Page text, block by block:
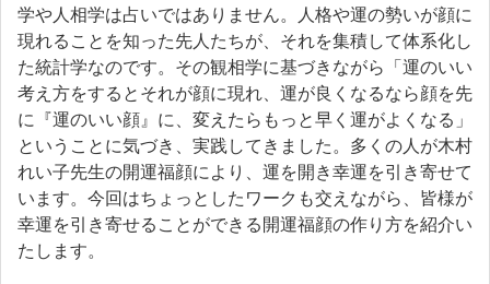
学や人相学は占いではありません。人格や運の勢いが顔に
現れることを知った先人たちが、それを集積して体系化し
た統計学なのです。その観相学に基づきながら「運のいい
考え方をするとそれが顔に現れ、運が良くなるなら顔を先
に『運のいい顔』に、変えたらもっと早く運がよくなる」
ということに気づき、実践してきました。多くの人が木村
れい子先生の開運福顔により、運を開き幸運を引き寄せて
います。今回はちょっとしたワークも交えながら、皆様が
幸運を引き寄せることができる開運福顔の作り方を紹介い
たします。